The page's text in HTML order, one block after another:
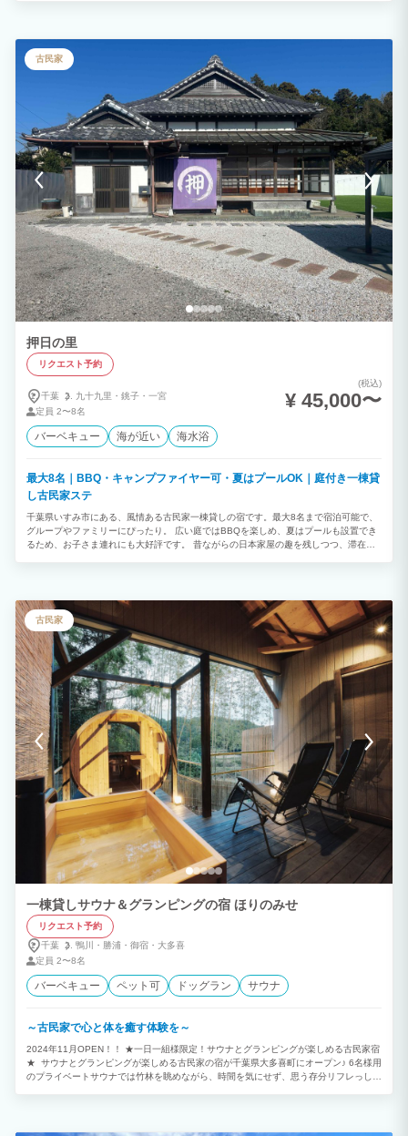
テラス内ではわんちゃんの放し飼いが可能です。 古民家の宿でグランピングが楽しめ
ます！充実した機材も揃っているので、初心者でも安心して楽しめます！ わんちゃん
もテラス内は放してお過ごしいただけます！ ※グランピングスタイルの方のみのご利
用となります。 ※素泊まりプランの方はご利用頂けません。 【体験メニュー】 ◎囲
炉裏体験（萱のみ） Sunken hearth ■料金：2,700円(2,970円 税込)/回（網・炭つ
き） ■場所：萱 - KAYA - ■体験時間：チェックイン後 ■人数：4名~15名様 ◎かまど体
験（萱のみ） Kamado ■料金：5,000円(5,500円 税込)/回 ■場所：萱 - KAYA - ■体験
時間：チェックイン後1時間程度 ※チェックイン予定時間より1時間以上遅れてご到着
の場合はキャンセルとなる場合がございます（ご返金不可） ■人数：4名~15名様 ※土
日祝日のお問い合わせにつきましては、翌営業日（平日）以降のご返信となりますので
ご了承くださいませ
古民家
押日の里
リクエスト予約
千葉 九十九里・ 銚子・ 一宮
定員 2〜8名
(税込)
¥ 45,000〜
バーベキュー 海が近い 海水浴
最大8名｜BBQ・キャンプファイヤー可・夏はプールOK｜庭付き一棟貸
し古民家ステ
千葉県いすみ市にある、風情ある古民家一棟貸しの宿です。最大8名まで宿泊可能で、
グループやファミリーにぴったり。 広い庭ではBBQを楽しめ、夏はプールも設置でき
るため、お子さま連れにも大好評です。 昔ながらの日本家屋の趣を残しつつ、滞在に
古民家
一棟貸しサウナ＆グランピングの宿 ほりのみせ
リクエスト予約
千葉
鴨川・ 勝浦・ 御宿・ 大多喜
定員 2〜8名
バーベキュー ペット可 ドッグラン サウナ
～古民家で心と体を癒す体験を～
2024年11月OPEN！！ ★一日一組様限定！サウナとグランピングが楽しめる古民家宿
★ サウナとグランピングが楽しめる古民家の宿が千葉県大多喜町にオープン♪ 6名様用
のプライベートサウナでは竹林を眺めながら、時間を気にせず、思う存分リフレっしょ
遊びが楽しめるゾーン、癒しのゾーン、くつろぎのゾーンと 大きく３つのゾーンから